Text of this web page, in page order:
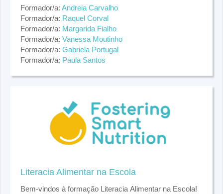
vulnerabilidade e desvantagem social. O projeto tem
como principal objetivo promover o desenvolvimento e
bem-estar de crianças entre os 0 e 3 anos de idade,
atuando junto da organização creche, profissionais,
famílias e crianças através de um modelo de avaliação,
intervenção e formação, que integra as recomendações
internacionais sobre práticas de qualidade e estratégias
desenvolvimento da criança.
Formador/a: Andreia Carvalho
Formador/a: Raquel Corval
Formador/a: Margarida Fialho
Formador/a: Vanessa Moutinho
Formador/a: Gabriela Portugal
Formador/a: Paula Santos
Literacia Alimentar na Escola
Bem-vindos à formação Literacia Alimentar na Escola!